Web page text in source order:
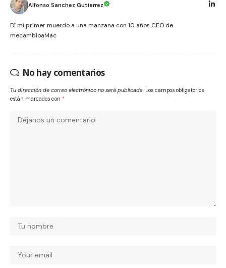
Alfonso Sanchez Gutierrez
Dí mi primer muerdo a una manzana con 10 años CEO de
mecambioaMac
No hay comentarios
Tu dirección de correo electrónico no será publicada. Los campos obligatorios
están marcados con *